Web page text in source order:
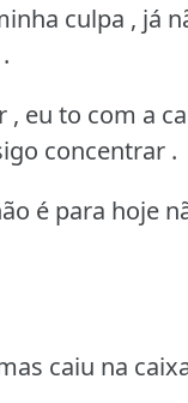
culpa , já
, eu to com a
concentrar .
é para hoje
caiu na